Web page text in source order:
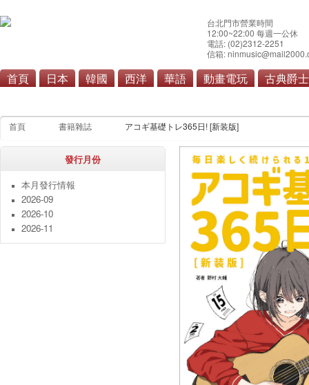
台北門市營業時間
12:00~22:00 每週一公休
電話: (02)2312-2251
信箱:
首頁 日本 韓國 西洋 華語 動畫電玩 古典爵士
首頁 書籍雜誌 アコギ基礎トレ365日! [新装版]
發行月份
本月發行情報
2026-09
2026-10
2026-11